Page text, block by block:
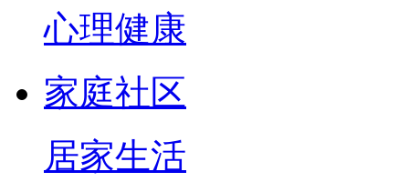
心理健康
家庭社区
居家生活